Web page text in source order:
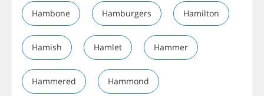
Hambone Hamburgers Hamilton
Hamish Hamlet Hammer
Hammered Hammond